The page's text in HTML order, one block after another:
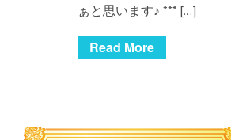
ぁと思います♪ *** […]
Read More